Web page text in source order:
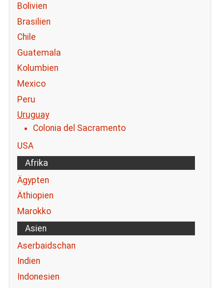
Bolivien
Brasilien
Chile
Guatemala
Kolumbien
Mexico
Peru
Uruguay
Colonia del Sacramento
USA
Afrika
Ägypten
Äthiopien
Marokko
Asien
Aserbaidschan
Indien
Indonesien